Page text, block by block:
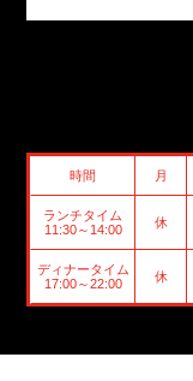
時間 月
ランチタイム
11:30～14:00
休
ディナータイム
17:00～22:00
休